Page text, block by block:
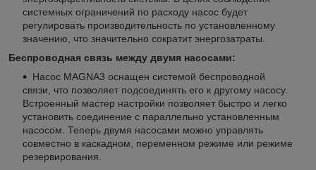
системных ограничений по расходу насос будет
регулировать производительность по установленному
значению, что значительно сократит энергозатраты.
Беспроводная связь между двумя насосами:
Насос MAGNA3 оснащен системой беспроводной
связи, что позволяет подсоединять его к другому насосу.
Встроенный мастер настройки позволяет быстро и легко
установить соединение с параллельно установленным
насосом. Теперь двумя насосами можно управлять
совместно в каскадном, переменном режиме или режиме
резервирования.